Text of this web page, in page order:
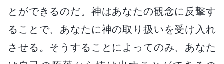
とができるのだ。神はあなたの観念に反撃す
ることで、あなたに神の取り扱いを受け入れ
させる。そうすることによってのみ、あなた